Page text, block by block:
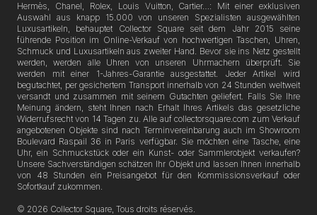
Hermès, Chanel, Rolex, Louis Vuitton, Cartier…: Mit einer exklusiven
Auswahl aus knapp 15.000 von unseren Spezialisten ausgewählten
Luxusartikeln, behauptet Collector Square seit dem Jahr 2015 seine
führende Position im Online-Verkauf von hochwertigen Taschen, Uhren,
Schmuck und Luxusartikeln aus zweiter Hand. Bevor sie ins Netz gestellt
werden, werden alle Uhren von unseren Uhrmachern überprüft. Sie
werden mit einer 1-Jahres-Garantie ausgestattet. Jeder Artikel wird
begutachtet, per gesichertem Transport innerhalb von 24 Stunden weltweit
versandt und zusammen mit seinem Gutachten geliefert. Falls Sie Ihre
Meinung ändern, steht Ihnen nach Erhalt Ihres Artikels das gesetzliche
Widerrufsrecht von 14 Tagen zu. Alle auf collectorsquare.com zum Verkauf
angebotenen Objekte sind nach Terminvereinbarung auch im Showroom
Boulevard Raspail 36 in Paris verfügbar. Sie möchten eine Tasche, eine
Uhr, ein Schmuckstück oder ein Kunst- oder Sammlerobjekt verkaufen?
Unsere Sachverständigen schätzen Ihr Objekt und lassen Ihnen innerhalb
von 48 Stunden ein Preisangebot für den Kommissionsverkauf oder
Sofortkauf zukommen.
© 2026 Collector Square, Tous droits réservés.